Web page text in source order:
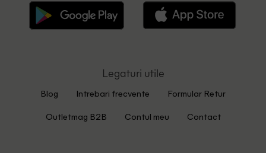
Legaturi utile
Blog Intrebari frecvente Formular Retur
Outletmag B2B Contul meu Contact